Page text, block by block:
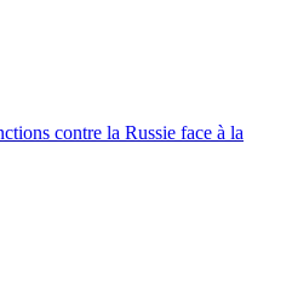
contre la Russie face à la